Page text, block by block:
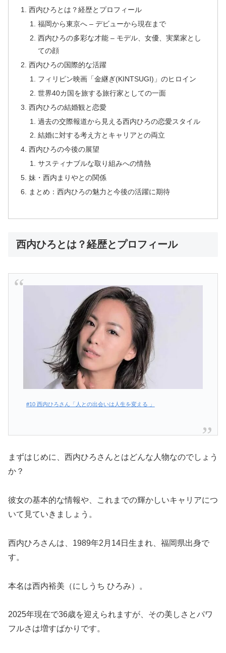
西内ひろとは？経歴とプロフィール
福岡から東京へ – デビューから現在まで
西内ひろの多彩な才能 – モデル、女優、実業家とし
ての顔
西内ひろの国際的な活躍
フィリピン映画「金継ぎ(KINTSUGI)」のヒロイン
世界40カ国を旅する旅行家としての一面
西内ひろの結婚観と恋愛
過去の交際報道から見える西内ひろの恋愛スタイル
結婚に対する考え方とキャリアとの両立
西内ひろの今後の展望
サスティナブルな取り組みへの情熱
妹・西内まりやとの関係
まとめ：西内ひろの魅力と今後の活躍に期待
西内ひろとは？経歴とプロフィール
#10 西内ひろさん「人との出会いは人生を変える 」
まずはじめに、西内ひろさんとはどんな人物なのでしょう
か？
彼女の基本的な情報や、これまでの輝かしいキャリアにつ
いて見ていきましょう。
西内ひろさんは、1989年2月14日生まれ、福岡県出身で
す。
本名は西内裕美（にしうち ひろみ）。
2025年現在で36歳を迎えられますが、その美しさとパワ
フルさは増すばかりです。